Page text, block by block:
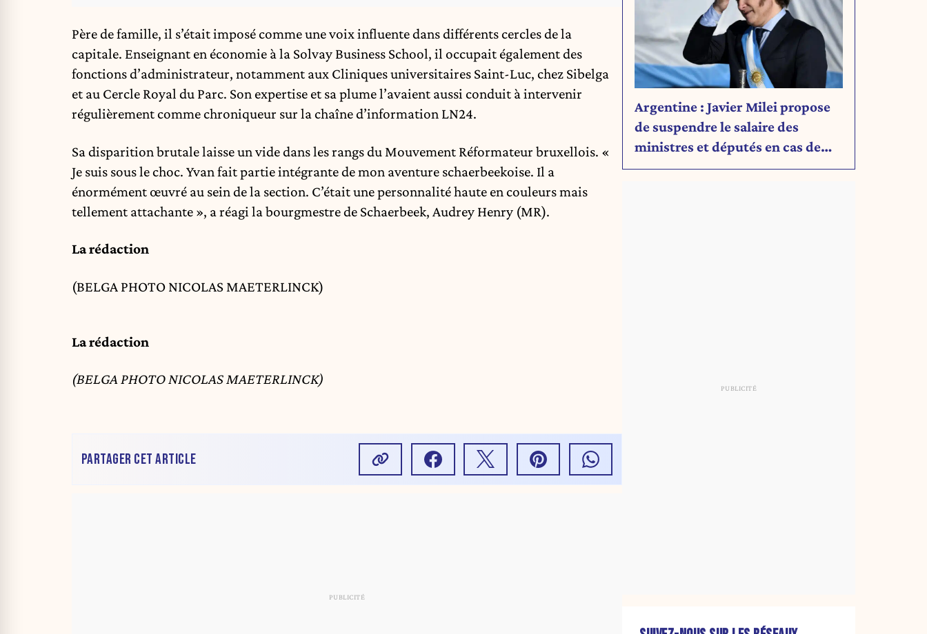
Père de famille, il s’était imposé comme une voix influente dans différents cercles de la
capitale. Enseignant en économie à la Solvay Business School, il occupait également des
fonctions d’administrateur, notamment aux Cliniques universitaires Saint-Luc, chez Sibelga
et au Cercle Royal du Parc. Son expertise et sa plume l’avaient aussi conduit à intervenir
régulièrement comme chroniqueur sur la chaîne d’information LN24.
Sa disparition brutale laisse un vide dans les rangs du Mouvement Réformateur bruxellois. «
Je suis sous le choc. Yvan fait partie intégrante de mon aventure schaerbeekoise. Il a
énormément œuvré au sein de la section. C’était une personnalité haute en couleurs mais
tellement attachante », a réagi la bourgmestre de Schaerbeek, Audrey Henry (MR).
La rédaction
(BELGA PHOTO NICOLAS MAETERLINCK)
La rédaction
(BELGA PHOTO NICOLAS MAETERLINCK)
PARTAGER CET ARTICLE
Argentine : Javier Milei propose
de suspendre le salaire des
ministres et députés en cas de
déficit budgétaire